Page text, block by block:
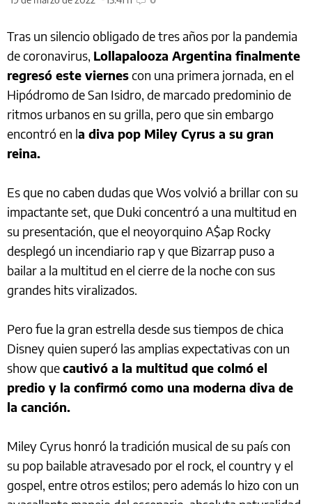
Tras un silencio obligado de tres años por la pandemia
de coronavirus, Lollapalooza Argentina finalmente
regresó este viernescon una primera jornada, en el
Hipódromo de San Isidro, de marcado predominio de
ritmos urbanos en su grilla, pero que sin embargo
encontró en la diva pop Miley Cyrus a su gran
reina.
Es que no caben dudas que Wos volvió a brillar con su
impactante set, que Duki concentró a una multitud en
su presentación, que el neoyorquino A$ap Rocky
desplegó un incendiario rap y que Bizarrap puso a
bailar a la multitud en el cierre de la noche con sus
grandes hits viralizados.
Pero fue la gran estrella desde sus tiempos de chica
Disney quien superó las amplias expectativas con un
show quecautivó a la multitud que colmó el
predio y la confirmó como una moderna diva de
la canción.
Miley Cyrus honró la tradición musical de su país con
su pop bailable atravesado por el rock, el country y el
gospel, entre otros estilos; pero además lo hizo con un